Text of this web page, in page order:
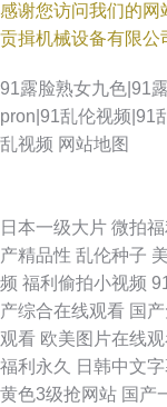
感谢您访问我们的网
贡揖机械设备有限公
91露脸熟女九色|91
pron|91乱伦视频|91
乱视频 网站地图
欧美激情导航 91传媒
精品乱码专区 超碰日
网 玖玖热视频 日韩免
入老阿姨 丰满熟女视
日本一级大片 微拍
产精品性 乱伦种子
频 福利偷拍小视频
产综合在线观看 国
观看 欧美图片在线
福利永久
日韩中文
黄色3级抢网站 国产